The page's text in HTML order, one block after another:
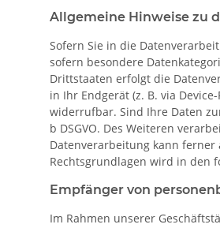
Allgemeine Hinweise zu
Sofern Sie in die
sofern besondere
Drittstaaten erfolgt die
in Ihr Endgerät (z. B. via
widerrufbar. Sind Ihre Daten
b DSGVO. Des Weiteren
Datenverarbeitung kann ferner
Rechtsgrundlagen wird in den
Empfänger von
Im Rahmen unserer